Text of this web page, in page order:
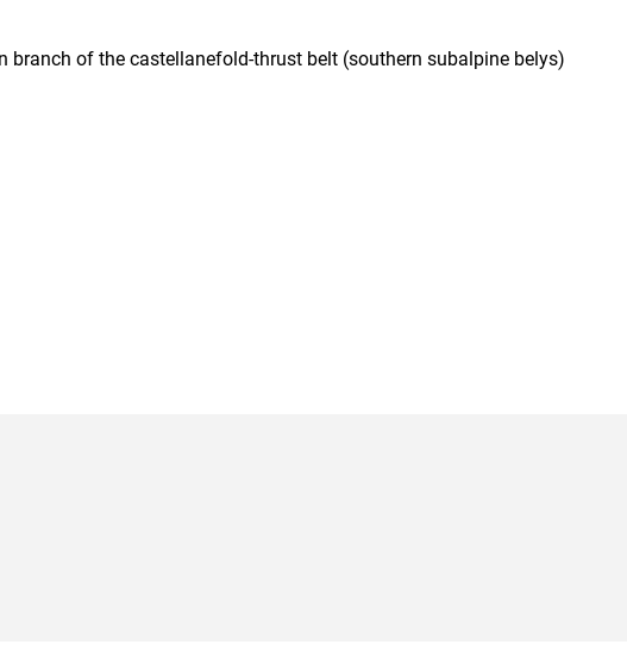
branch of the castellanefold-thrust belt (southern subalpine belys)